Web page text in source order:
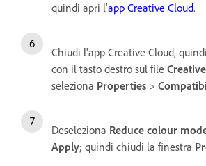
quindi apri l'app Creative Cloud.
Chiudi l'app Creative Cloud,
con il tasto destro sul file
seleziona Properties >
Deseleziona Reduce colour
Apply; quindi chiudi la finestra